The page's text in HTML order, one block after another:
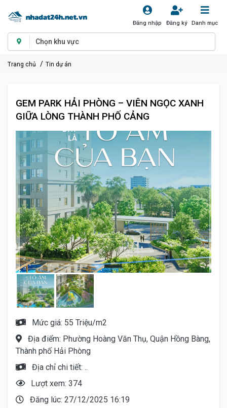
Chọn khu vực
Đăng nhập Đăng ký Danh mục
Trang chủ Tin dự án
GEM PARK HẢI PHÒNG – VIÊN NGỌC XANH
GIỮA LÒNG THÀNH PHỐ CẢNG
Mức giá: 55 Triệu/m2
Địa điểm: Phường Hoàng Văn Thụ, Quận Hồng Bàng,
Thành phố Hải Phòng
Địa chỉ chi tiết: ..
Lượt xem: 374
Đăng lúc: 27/12/2025 16:19